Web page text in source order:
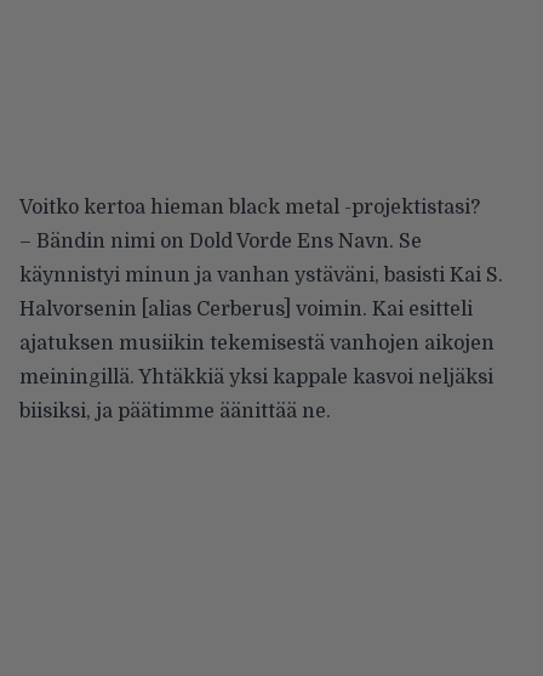
Voitko kertoa hieman black metal -projektistasi?
– Bändin nimi on Dold Vorde Ens Navn. Se
käynnistyi minun ja vanhan ystäväni, basisti Kai S.
Halvorsenin [alias Cerberus] voimin. Kai esitteli
ajatuksen musiikin tekemisestä vanhojen aikojen
meiningillä. Yhtäkkiä yksi kappale kasvoi neljäksi
biisiksi, ja päätimme äänittää ne.